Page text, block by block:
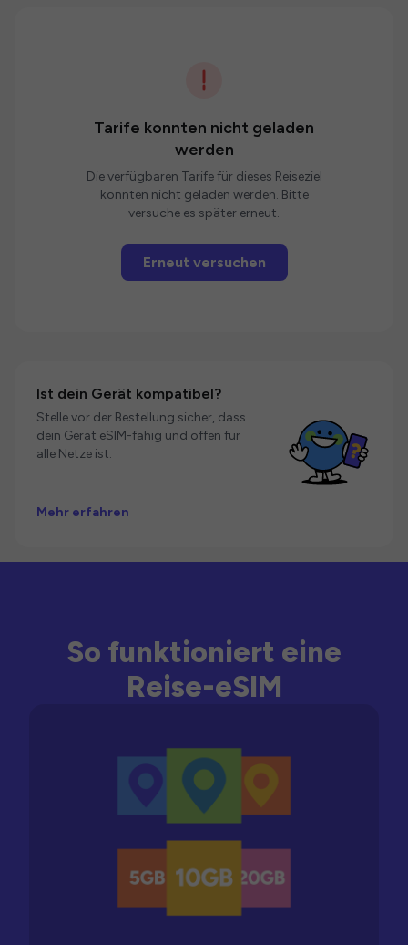
Tarife konnten nicht geladen
werden
Die verfügbaren Tarife für dieses Reiseziel
konnten nicht geladen werden. Bitte
versuche es später erneut.
Erneut versuchen
Ist dein Gerät kompatibel?
Stelle vor der Bestellung sicher, dass
dein Gerät eSIM-fähig und offen für
alle Netze ist.
Mehr erfahren
So funktioniert eine
Reise-eSIM